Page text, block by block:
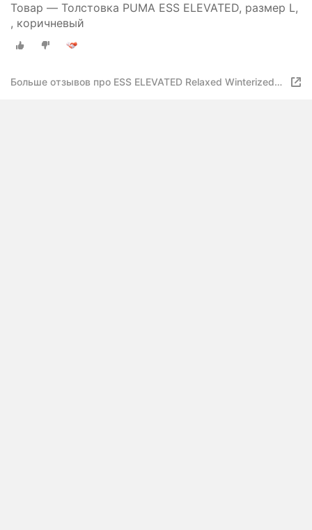
Товар — Толстовка PUMA ESS ELEVATED, размер L,
, коричневый
Больше отзывов про ESS ELEVATED Relaxed Winterized